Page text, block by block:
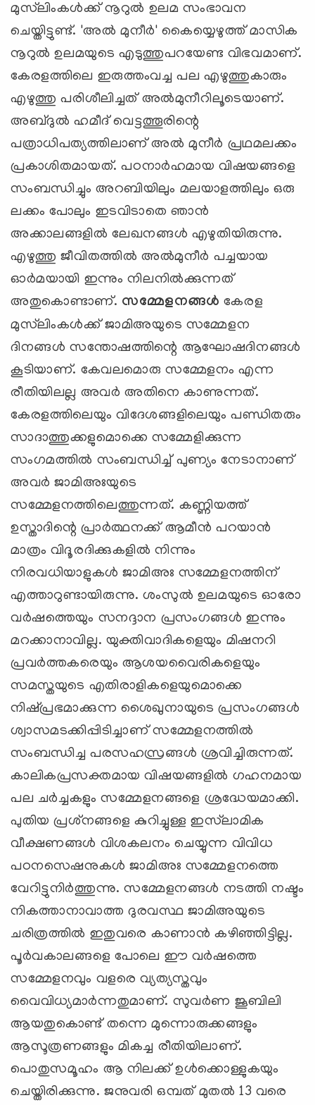
മുസ്‌ലിംകള്‍ക്ക് നൂറുല്‍ ഉലമ സംഭാവന
ചെയ്തിട്ടുണ്ട്. 'അല്‍ മുനീര്‍' കൈയ്യെഴുത്ത് മാസിക
നൂറുല്‍ ഉലമയുടെ എടുത്തുപറയേണ്ട വിഭവമാണ്.
കേരളത്തിലെ ഇരുത്തംവച്ച പല എഴുത്തുകാരും
എഴുത്തു പരിശീലിച്ചത് അല്‍മുനീറിലൂടെയാണ്.
അബ്ദുല്‍ ഹമീദ് വെട്ടത്തൂരിന്റെ
പത്രാധിപത്യത്തിലാണ് അല്‍ മുനീര്‍ പ്രഥമലക്കം
പ്രകാശിതമായത്. പഠനാര്‍ഹമായ വിഷയങ്ങളെ
സംബന്ധിച്ചും അറബിയിലും മലയാളത്തിലും ഒരു
ലക്കം പോലും ഇടവിടാതെ ഞാന്‍
അക്കാലങ്ങളില്‍ ലേഖനങ്ങള്‍ എഴുതിയിരുന്നു.
എഴുത്തു ജീവിതത്തില്‍ അല്‍മുനീര്‍ പച്ചയായ
ഓര്‍മയായി ഇന്നും നിലനില്‍ക്കുന്നത്
അതുകൊണ്ടാണ്. സമ്മേളനങ്ങള്‍ കേരള
മുസ്‌ലിംകള്‍ക്ക് ജാമിഅയുടെ സമ്മേളന
ദിനങ്ങള്‍ സന്തോഷത്തിന്റെ ആഘോഷദിനങ്ങള്‍
കൂടിയാണ്. കേവലമൊരു സമ്മേളനം എന്ന
രീതിയിലല്ല അവര്‍ അതിനെ കാണുന്നത്.
കേരളത്തിലെയും വിദേശങ്ങളിലെയും പണ്ഡിതരും
സാദാത്തുക്കളുമൊക്കെ സമ്മേളിക്കുന്ന
സംഗമത്തില്‍ സംബന്ധിച്ച് പുണ്യം നേടാനാണ്
അവര്‍ ജാമിഅഃയുടെ
സമ്മേളനത്തിലെത്തുന്നത്. കണ്ണിയത്ത്
ഉസ്താദിന്റെ പ്രാര്‍ത്ഥനക്ക് ആമീന്‍ പറയാന്‍
മാത്രം വിദൂരദിക്കുകളില്‍ നിന്നും
നിരവധിയാളുകള്‍ ജാമിഅഃ സമ്മേളനത്തിന്
എത്താറുണ്ടായിരുന്നു. ശംസുല്‍ ഉലമയുടെ ഓരോ
വര്‍ഷത്തെയും സനദ്ദാന പ്രസംഗങ്ങള്‍ ഇന്നും
മറക്കാനാവില്ല. യുക്തിവാദികളെയും മിഷനറി
പ്രവര്‍ത്തകരെയും ആശയവൈരികളെയും
സമസ്തയുടെ എതിരാളികളെയുമൊക്കെ
നിഷ്പ്രഭമാക്കുന്ന ശൈഖുനായുടെ പ്രസംഗങ്ങള്‍
ശ്വാസമടക്കിപ്പിടിച്ചാണ് സമ്മേളനത്തില്‍
സംബന്ധിച്ച പരസഹസ്രങ്ങള്‍ ശ്രവിച്ചിരുന്നത്.
കാലികപ്രസക്തമായ വിഷയങ്ങളില്‍ ഗഹനമായ
പല ചര്‍ച്ചകളും സമ്മേളനങ്ങളെ ശ്രദ്ധേയമാക്കി.
പുതിയ പ്രശ്‌നങ്ങളെ കുറിച്ചുള്ള ഇസ്‌ലാമിക
വീക്ഷണങ്ങള്‍ വിശകലനം ചെയ്യുന്ന വിവിധ
പഠനസെഷനുകള്‍ ജാമിഅഃ സമ്മേളനത്തെ
വേറിട്ടുനിര്‍ത്തുന്നു. സമ്മേളനങ്ങള്‍ നടത്തി നഷ്ടം
നികത്താനാവാത്ത ദുരവസ്ഥ ജാമിഅയുടെ
ചരിത്രത്തില്‍ ഇതുവരെ കാണാന്‍ കഴിഞ്ഞിട്ടില്ല.
പൂര്‍വകാലങ്ങളെ പോലെ ഈ വര്‍ഷത്തെ
സമ്മേളനവും വളരെ വ്യത്യസ്തവും
വൈവിധ്യമാര്‍ന്നതുമാണ്. സുവര്‍ണ ജൂബിലി
ആയതുകൊണ്ട് തന്നെ മുന്നൊരുക്കങ്ങളും
ആസൂത്രണങ്ങളും മികച്ച രീതിയിലാണ്.
പൊതുസമൂഹം ആ നിലക്ക് ഉള്‍ക്കൊള്ളുകയും
ചെയ്തിരിക്കുന്നു. ജനുവരി ഒമ്പത് മുതല്‍ 13 വരെ